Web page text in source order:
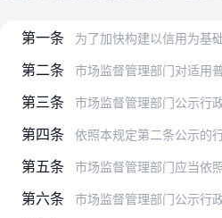
第一条 为了加快构建以信用为基础的新型市场监管机制，强化经营主体信用监管，促进社会共
第二条 市场监督管理部门对适用普通程序作出行政处罚决定的相关
第三条 市场监督管理部门公示行政处罚信息，
第四条 依照本规定第二条公示的行政处罚信息主
第五条 市场监督管理部门应当依照《中华人民共和国保守国家秘密法》以及其他法律法规的有关
第六条 市场监督管理部门公示行政处罚信息，应当遵守法律法规关